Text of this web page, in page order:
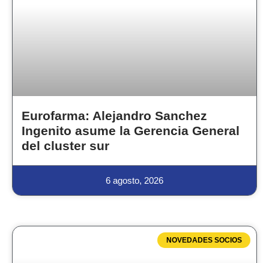
Eurofarma: Alejandro Sanchez
Ingenito asume la Gerencia General
del cluster sur
6 agosto, 2026
NOVEDADES SOCIOS